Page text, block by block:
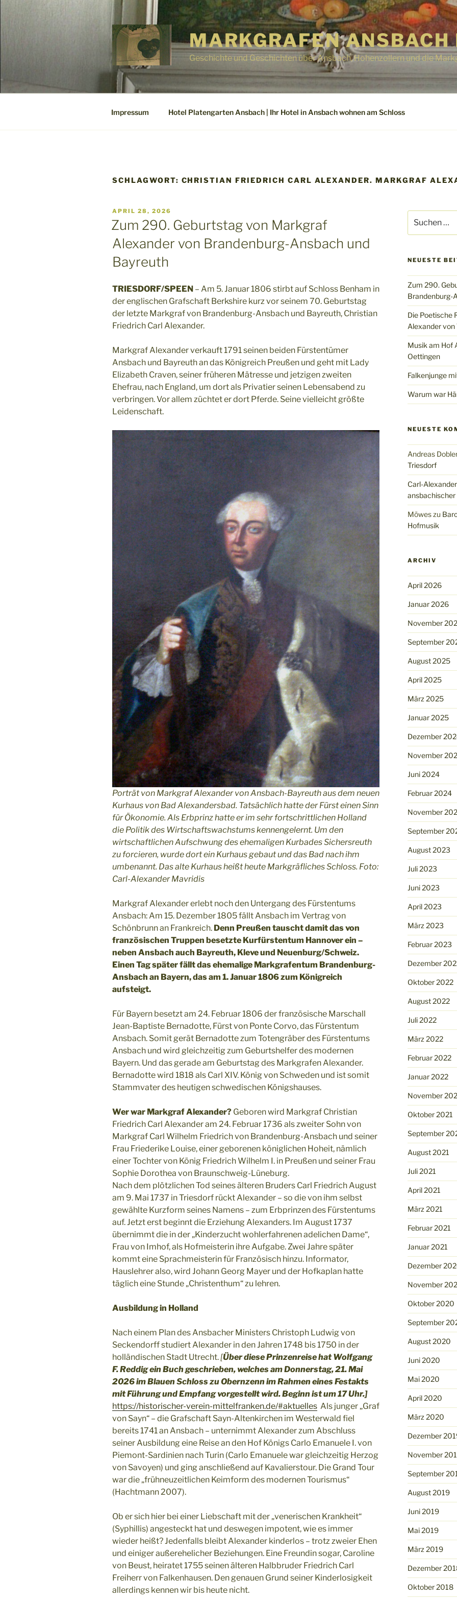
MARKGRAFEN ANSBACH
Geschichte und Geschichten über Ansbach, Hohenzollern und die
Impressum Hotel Platengarten Ansbach | Ihr Hotel in Ansbach wohnen am Schloss
SCHLAGWORT: CHRISTIAN FRIEDRICH CARL ALEXANDER. MARKGRAF
VERÖFFENTLICHT
AM
APRIL 28, 2026
Zum 290. Geburtstag von Markgraf
Alexander von Brandenburg-Ansbach und
Bayreuth
TRIESDORF/SPEEN – Am 5. Januar 1806 stirbt auf Schloss Benham in
der englischen Grafschaft Berkshire kurz vor seinem 70. Geburtstag
der letzte Markgraf von Brandenburg-Ansbach und Bayreuth, Christian
Friedrich Carl Alexander.
Markgraf Alexander verkauft 1791 seinen beiden Fürstentümer
Ansbach und Bayreuth an das Königreich Preußen und geht mit Lady
Elizabeth Craven, seiner früheren Mätresse und jetzigen zweiten
Ehefrau, nach England, um dort als Privatier seinen Lebensabend zu
verbringen. Vor allem züchtet er dort Pferde. Seine vielleicht größte
Leidenschaft.
Porträt von Markgraf Alexander von Ansbach-Bayreuth aus dem neuen
Kurhaus von Bad Alexandersbad. Tatsächlich hatte der Fürst einen Sinn
für Ökonomie. Als Erbprinz hatte er im sehr fortschrittlichen Holland
die Politik des Wirtschaftswachstums kennengelernt. Um den
wirtschaftlichen Aufschwung des ehemaligen Kurbades Sichersreuth
zu forcieren, wurde dort ein Kurhaus gebaut und das Bad nach ihm
umbenannt. Das alte Kurhaus heißt heute Markgräfliches Schloss. Foto:
Carl-Alexander Mavridis
Markgraf Alexander erlebt noch den Untergang des Fürstentums
Ansbach: Am 15. Dezember 1805 fällt Ansbach im Vertrag von
Schönbrunn an Frankreich. Denn Preußen tauscht damit das von
französischen Truppen besetzte Kurfürstentum Hannover ein –
neben Ansbach auch Bayreuth, Kleve und Neuenburg/Schweiz.
Einen Tag später fällt das ehemalige Markgrafentum Brandenburg-
Ansbach an Bayern, das am 1. Januar 1806 zum Königreich
aufsteigt.
Für Bayern besetzt am 24. Februar 1806 der französische Marschall
Jean-Baptiste Bernadotte, Fürst von Ponte Corvo, das Fürstentum
Ansbach. Somit gerät Bernadotte zum Totengräber des Fürstentums
Ansbach und wird gleichzeitig zum Geburtshelfer des modernen
Bayern. Und das gerade am Geburtstag des Markgrafen Alexander.
Bernadotte wird 1818 als Carl XIV. König von Schweden und ist somit
Stammvater des heutigen schwedischen Königshauses.
Wer war Markgraf Alexander? Geboren wird Markgraf Christian
Friedrich Carl Alexander am 24. Februar 1736 als zweiter Sohn von
Markgraf Carl Wilhelm Friedrich von Brandenburg-Ansbach und seiner
Frau Friederike Louise, einer geborenen königlichen Hoheit, nämlich
einer Tochter von König Friedrich Wilhelm I. in Preußen und seiner Frau
Sophie Dorothea von Braunschweig-Lüneburg.
Nach dem plötzlichen Tod seines älteren Bruders Carl Friedrich August
am 9. Mai 1737 in Triesdorf rückt Alexander – so die von ihm selbst
gewählte Kurzform seines Namens – zum Erbprinzen des Fürstentums
auf. Jetzt erst beginnt die Erziehung Alexanders. Im August 1737
übernimmt die in der „Kinderzucht wohlerfahrenen adelichen Dame“,
Frau von Imhof, als Hofmeisterin ihre Aufgabe. Zwei Jahre später
kommt eine Sprachmeisterin für Französisch hinzu. Informator,
Hauslehrer also, wird Johann Georg Mayer und der Hofkaplan hatte
täglich eine Stunde „Christenthum“ zu lehren.
Ausbildung in Holland
Nach einem Plan des Ansbacher Ministers Christoph Ludwig von
Seckendorff studiert Alexander in den Jahren 1748 bis 1750 in der
holländischen Stadt Utrecht. [Über diese Prinzenreise hat Wolfgang
F. Reddig ein Buch geschrieben, welches am Donnerstag, 21. Mai
2026 im Blauen Schloss zu Obernzenn im Rahmen eines Festakts
mit Führung und Empfang vorgestellt wird. Beginn ist um 17 Uhr.]
https://historischer-verein-mittelfranken.de/#aktuelles Als junger „Graf
von Sayn“ – die Grafschaft Sayn-Altenkirchen im Westerwald fiel
bereits 1741 an Ansbach – unternimmt Alexander zum Abschluss
seiner Ausbildung eine Reise an den Hof Königs Carlo Emanuele I. von
Piemont-Sardinien nach Turin (Carlo Emanuele war gleichzeitig Herzog
von Savoyen) und ging anschließend auf Kavalierstour. Die Grand Tour
war die „frühneuzeitlichen Keimform des modernen Tourismus“
(Hachtmann 2007).
Ob er sich hier bei einer Liebschaft mit der „venerischen Krankheit“
(Syphillis) angesteckt hat und deswegen impotent, wie es immer
wieder heißt? Jedenfalls bleibt Alexander kinderlos – trotz zweier Ehen
und einiger außerehelicher Beziehungen. Eine Freundin sogar, Caroline
von Beust, heiratet 1755 seinen älteren Halbbruder Friedrich Carl
Freiherr von Falkenhausen. Den genauen Grund seiner Kinderlosigkeit
allerdings kennen wir bis heute nicht.
nach:
NEUESTE
Zum 290.
Brandenburg-
Die Poetische
Alexander
Musik am Hof
Oettingen
Falkenjunge
Warum war
NEUESTE
Andreas
Triesdorf
Carl-
Möweszu
Hofmusik
ARCHIV
April 2026
Januar 2026
November
September
August 2025
April 2025
März 2025
Januar 2025
Dezember
November
Juni 2024
Februar 2024
November
September
August 2023
Juli 2023
Juni 2023
April 2023
März 2023
Februar 2023
Dezember
Oktober 2022
August 2022
Juli 2022
März 2022
Februar 2022
Januar 2022
November
Oktober 2021
September
August 2021
Juli 2021
April 2021
März 2021
Februar 2021
Januar 2021
Dezember
November
Oktober 2020
September
August 2020
Juni 2020
Mai 2020
April 2020
März 2020
Dezember
November
September
August 2019
Juni 2019
Mai 2019
März 2019
Dezember
Oktober 2018